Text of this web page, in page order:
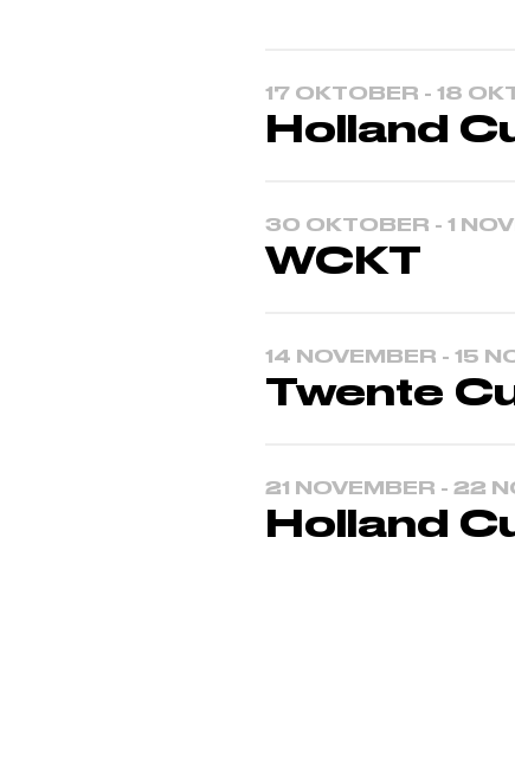
17 OKTOBER - 18
Holland
30 OKTOBER - 1
WCKT
14 NOVEMBER - 15
Twente
21 NOVEMBER - 22
Holland